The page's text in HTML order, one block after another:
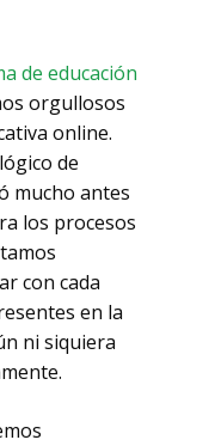
de educación
orgullosos
online.
de
mucho antes
los procesos
con cada
en la
ni siquiera